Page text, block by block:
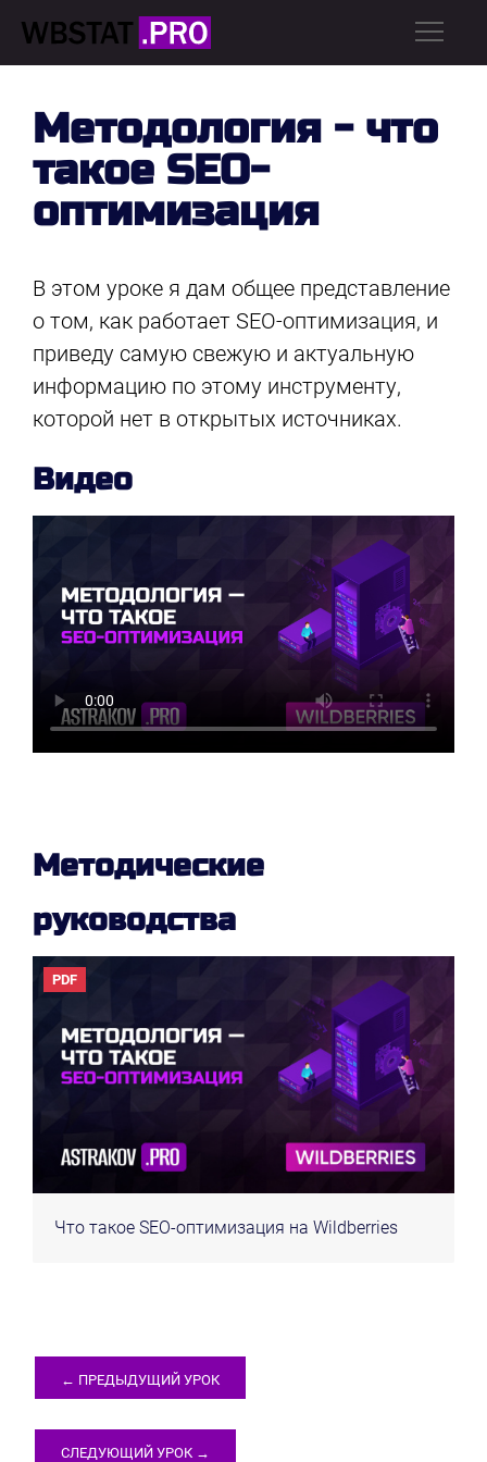
Методология - что
такое SEO-
оптимизация
В этом уроке я дам общее представление
о том, как работает SEO-оптимизация, и
приведу самую свежую и актуальную
информацию по этому инструменту,
которой нет в открытых источниках.
Видео
Методические
руководства
PDF
Что такое SEO-оптимизация на Wildberries
← ПРЕДЫДУЩИЙ УРОК
СЛЕДУЮЩИЙ УРОК →